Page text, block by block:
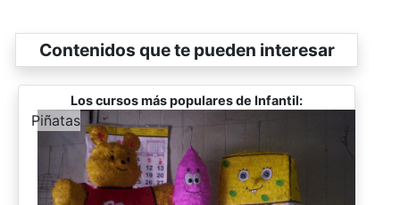
Contenidos que te pueden interesar
Los cursos más populares de Infantil:
-
Piñatas